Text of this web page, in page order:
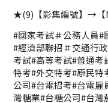
★(9)【影集編號】→【
#國家考試＃公務人員#
#經濟部聯招＃交通行
考試#高等考試#普通考
特考#外交特考#原民特
公司#台電招考#台電雇
灣糖業#台糖公司#台灣